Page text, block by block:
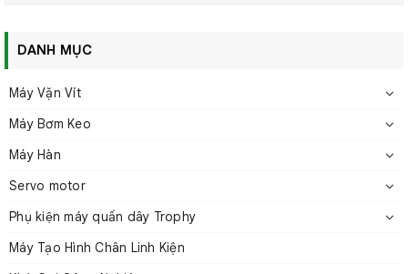
người vận hành.
Máy cấp vít AXTON ASF-1050H là một lựa chọn tuyệt vời
DANH MỤC
Máy Vặn Vít
Máy Bơm Keo
Máy Hàn
Servo motor
Phụ kiện máy quấn dây Trophy
Máy Tạo Hình Chân Linh Kiện